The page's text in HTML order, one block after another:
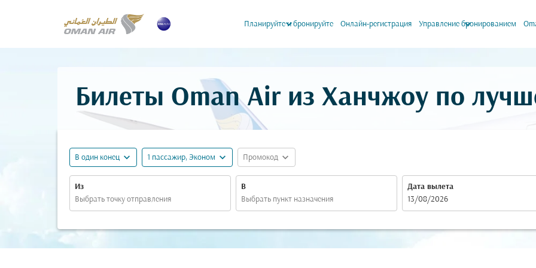
Планируйте и бронируйте
keyboard_arrow_down Онлайн-регистрация Управление бронированием
keyboard_arrow_down
Билеты Oman Air из Ханчжоу по
В один конец expand_more 1 пассажир, Эконом expand_more Промокод expand_more
Из В
Дата вылета
fc-booking-departure-date-aria-label
13/08/2026